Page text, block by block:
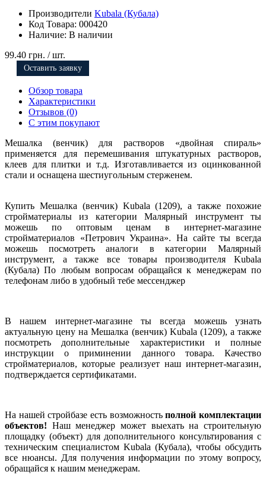
Производители Kubala (Кубала)
Код Товара: 000420
Наличие: В наличии
99.40 грн. / шт.
Оставить заявку
Обзор товара
Характеристики
Отзывов (0)
С этим покупают
Мешалка (венчик) для растворов «двойная спираль»
применяется для перемешивания штукатурных растворов,
клеев для плитки и т.д. Изготавливается из оцинкованной
стали и оснащена шестиугольным стерженем.
Купить Мешалка (венчик) Kubala (1209), а также похожие
стройматериалы из категории Малярный инструмент ты
можешь по оптовым ценам в интернет-магазине
стройматериалов «Петрович Украина». На сайте ты всегда
можешь посмотреть аналоги в категории Малярный
инструмент, а также все товары производителя Kubala
(Кубала) По любым вопросам обращайся к менеджерам по
телефонам либо в удобный тебе мессенджер
В нашем интернет-магазине ты всегда можешь узнать
актуальную цену на Мешалка (венчик) Kubala (1209), а также
посмотреть дополнительные характеристики и полные
инструкции о приминении данного товара. Качество
стройматериалов, которые реализует наш интернет-магазин,
подтверждается сертификатами.
На нашей стройбазе есть возможностьполной комплектации
объектов! Наш менеджер может выехать на строительную
площадку (объект) для дополнительного консультирования с
техническим специалистом Kubala (Кубала), чтобы обсудить
все нюансы. Для получения информации по этому вопросу,
обращайся к нашим менеджерам.